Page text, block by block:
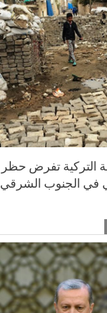
التركية تفرض حظر
في الجنوب الشرقي